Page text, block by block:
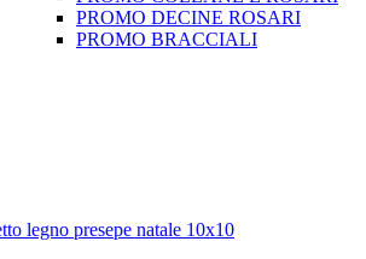
PROMO DECINE ROSARI
PROMO BRACCIALI